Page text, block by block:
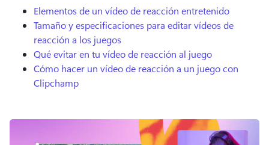
Probar gratis
Elementos de un vídeo de reacción entretenido
Tamaño y especificaciones para editar vídeos de
reacción a los juegos
Qué evitar en tu vídeo de reacción al juego
Cómo hacer un vídeo de reacción a un juego con
Clipchamp